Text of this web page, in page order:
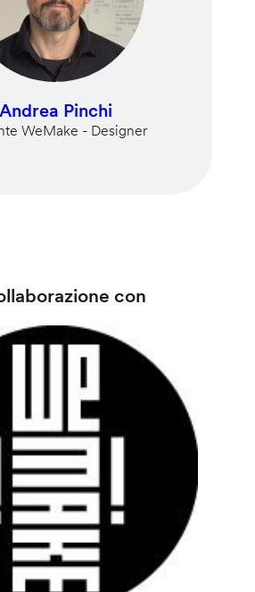
Andrea Pinchi
WeMake - Designer
con